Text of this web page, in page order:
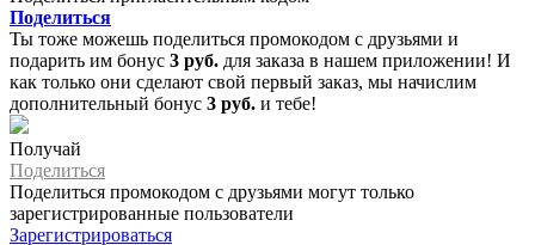
Поделиться
Ты тоже можешь поделиться промокодом с друзьями и
подарить им бонус 3 руб. для заказа в нашем приложении! И
как только они сделают свой первый заказ, мы начислим
дополнительный бонус 3 руб. и тебе!
Получай
Поделиться
Поделиться промокодом с друзьями могут только
зарегистрированные пользователи
Зарегистрироваться